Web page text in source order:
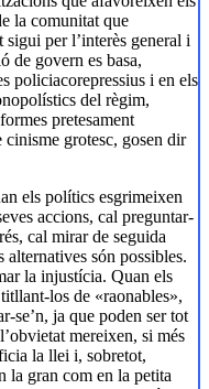
la comunitat que
per l’interès general i
de govern es basa,
policiacorepressius i en els
del règim,
pretesament
cinisme grotesc, gosen dir
els polítics esgrimeixen
accions, cal preguntar-
cal mirar de seguida
són possibles.
la injustícia. Quan els
los de «raonables»,
se’n, ja que poden ser tot
mereixen, si més
la llei i, sobretot,
la gran com en la petita